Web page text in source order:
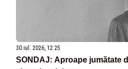
30 iul. 2026, 12:25
SONDAJ: Aproape jumătate